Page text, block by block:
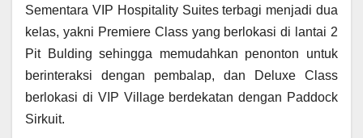
Sementara VIP Hospitality Suites terbagi menjadi dua
kelas, yakni Premiere Class yang berlokasi di lantai 2
Pit Bulding sehingga memudahkan penonton untuk
berinteraksi dengan pembalap, dan Deluxe Class
berlokasi di VIP Village berdekatan dengan Paddock
Sirkuit.